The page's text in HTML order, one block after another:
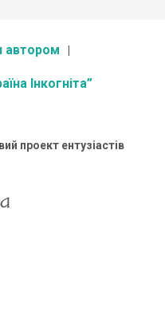
автором
Інкогніта”
проект ентузіастів